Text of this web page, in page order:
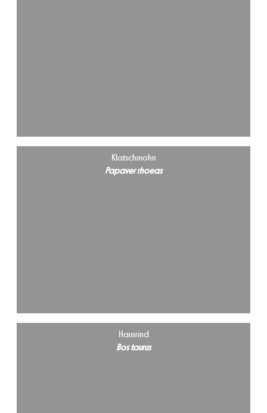
Klatschmohn
Papaver rhoeas
Hausrind
Bos taurus